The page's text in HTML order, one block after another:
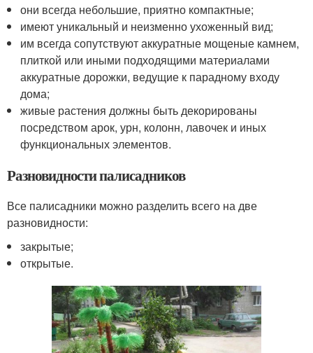
они всегда небольшие, приятно компактные;
имеют уникальный и неизменно ухоженный вид;
им всегда сопутствуют аккуратные мощеные камнем,
плиткой или иными подходящими материалами
аккуратные дорожки, ведущие к парадному входу
дома;
живые растения должны быть декорированы
посредством арок, урн, колонн, лавочек и иных
функциональных элементов.
Разновидности палисадников
Все палисадники можно разделить всего на две
разновидности:
закрытые;
открытые.